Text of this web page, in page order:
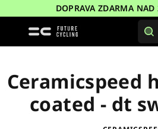
na
DOPRAVA ZDARMA
Ceramicspeed
coated - dt